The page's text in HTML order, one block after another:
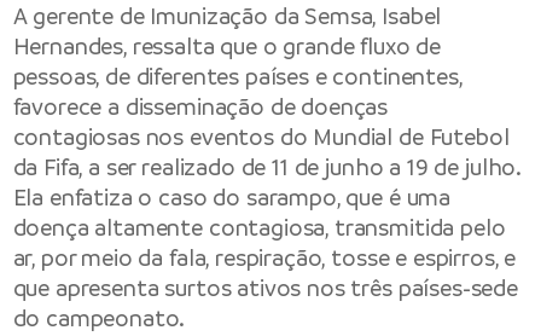
A gerente de Imunização da Semsa, Isabel
Hernandes, ressalta que o grande fluxo de
pessoas, de diferentes países e continentes,
favorece a disseminação de doenças
contagiosas nos eventos do Mundial de Futebol
da Fifa, a ser realizado de 11 de junho a 19 de julho.
Ela enfatiza o caso do sarampo, que é uma
doença altamente contagiosa, transmitida pelo
ar, por meio da fala, respiração, tosse e espirros, e
que apresenta surtos ativos nos três países-sede
do campeonato.